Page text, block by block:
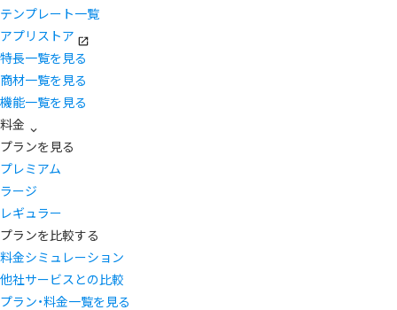
テンプレート一覧
アプリストア
特長一覧を見る
商材一覧を見る
機能一覧を見る
料金
プランを見る
プレミアム
ラージ
レギュラー
プランを比較する
料金シミュレーション
他社サービスとの比較
プラン・料金一覧を見る